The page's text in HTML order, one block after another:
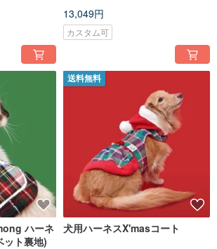
13,049円
カスタム可
ハーネ
ット裏地)
送料無料
犬用ハーネスX'masコート